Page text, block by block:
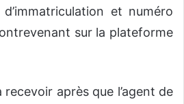
et numéro
sur la plateforme
après que l’agent de